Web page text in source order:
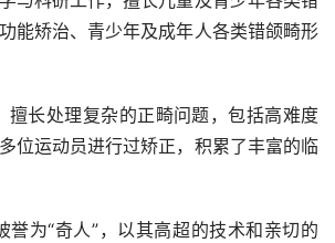
能矫治、青少年及成年人各类错颌畸形
位运动员进行过矫正，积累了丰富的临